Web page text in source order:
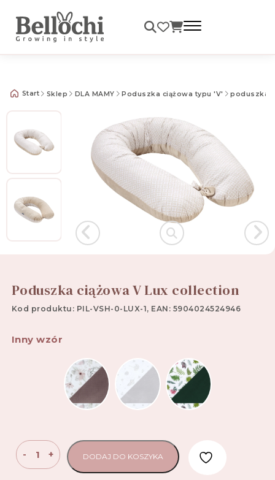
Darmowa dostawa od 99 zł
Start Sklep DLA MAMY Poduszka ciążowa typu 'V' poduszka
Poduszka ciążowa V Lux collection
Kod produktu: PIL-VSH-0-LUX-1, EAN: 5904024524946
Inny wzór
-
ilość
Poduszka
+ DODAJ DO KOSZYKA